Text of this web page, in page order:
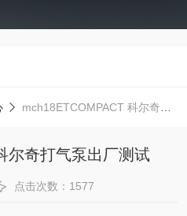
mch18ETCOMPACT 科尔奇打气泵出厂测试
尔奇打气泵出厂测试
点击次数：1577